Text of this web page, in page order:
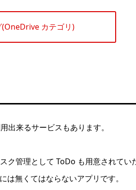
カテゴリ)
出来るサービスもあります。
ク管理として ToDo も用意されてい
無くてはならないアプリです。